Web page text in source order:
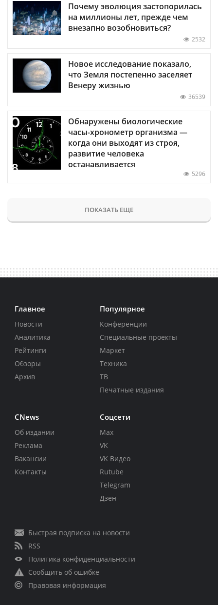
Почему эволюция застопорилась
на миллионы лет, прежде чем
внезапно возобновиться?
2532
Новое исследование показало,
что Земля постепенно заселяет
Венеру жизнью
36539
Обнаружены биологические
часы-хронометр организма —
когда они выходят из строя,
развитие человека
останавливается
5296
ПОКАЗАТЬ ЕЩЕ
Главное
Новости
Аналитика
Рейтинги
Обзоры
Архив
Популярное
Конференции
Специальные проекты
Маркет
Техника
ТВ
Печатные издания
CNews
Об издании
Реклама
Вакансии
Контакты
Соцсети
Max
VK
VK Видео
Rutube
Telegram
Дзен
Быстрая подписка на новости
RSS
Политика конфиденциальности
Сообщить об ошибке
Правовая информация